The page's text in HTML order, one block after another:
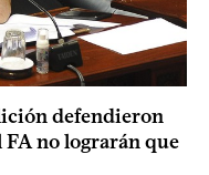
defendieron
no lograrán que